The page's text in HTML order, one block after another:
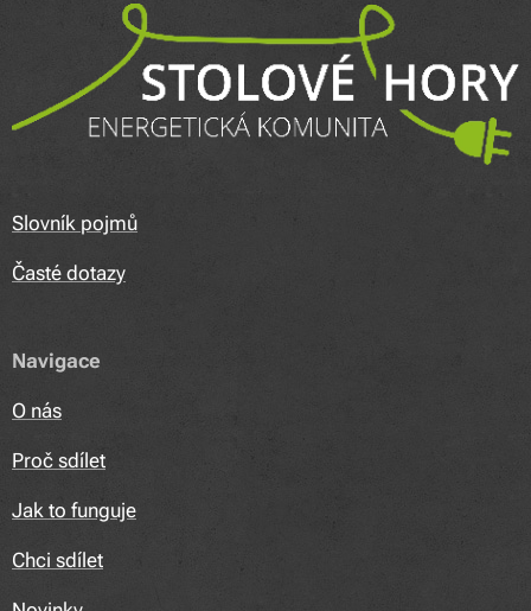
Slovník pojmů
Časté dotazy
Navigace
O nás
Proč sdílet
Jak to funguje
Chci sdílet